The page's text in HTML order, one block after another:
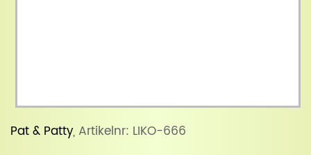
Pat & Patty, Artikelnr: LIKO-666